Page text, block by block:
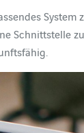
System
Schnittstelle